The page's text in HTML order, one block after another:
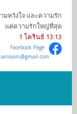
มหวังใจ และความรัก
แต่ความรักใหญ่ที่สุด
1 โครินธ์ 13:13
Facebook Page